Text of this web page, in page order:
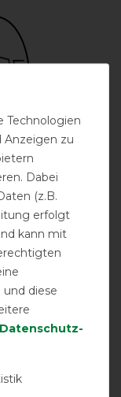
Technologien
Anzeigen zu
Dabei
(z.B.
erfolgt
kann mit
diese
Daten­schutz­